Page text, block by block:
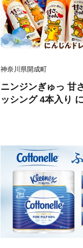
神奈川県開成町
ニンジンぎゅっ 甘
ッシング 4本入り
ング 【文命農業】